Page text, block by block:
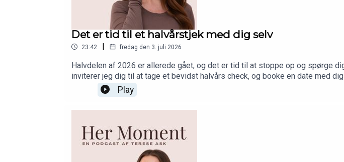
Det er tid til et halvårstjek med dig selv
23:42 | fredag den 3. juli 2026
Halvdelen af 2026 er allerede gået, og det er tid til at stoppe op og spørge
inviterer jeg dig til at tage et bevidst halvårs check, og booke en date med
allerede har opnået, justere de mål, der ikke længere føles rigtige, og lægge
liv vi drømmer om! Lyt med!NÆVNT I EPISODEN:'Et mål uden en plan er
Play